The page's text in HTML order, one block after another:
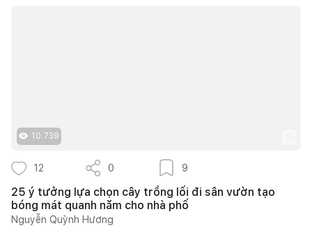
10.739
12 0 9
25 ý tưởng lựa chọn cây trồng lối đi sân vườn tạo
bóng mát quanh năm cho nhà phố
Nguyễn Quỳnh Hương